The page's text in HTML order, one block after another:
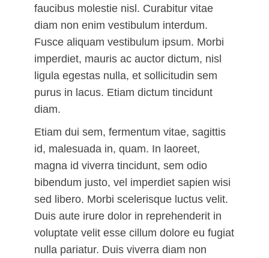
faucibus molestie nisl. Curabitur vitae
diam non enim vestibulum interdum.
Fusce aliquam vestibulum ipsum. Morbi
imperdiet, mauris ac auctor dictum, nisl
ligula egestas nulla, et sollicitudin sem
purus in lacus. Etiam dictum tincidunt
diam.
Etiam dui sem, fermentum vitae, sagittis
id, malesuada in, quam. In laoreet,
magna id viverra tincidunt, sem odio
bibendum justo, vel imperdiet sapien wisi
sed libero. Morbi scelerisque luctus velit.
Duis aute irure dolor in reprehenderit in
voluptate velit esse cillum dolore eu fugiat
nulla pariatur. Duis viverra diam non